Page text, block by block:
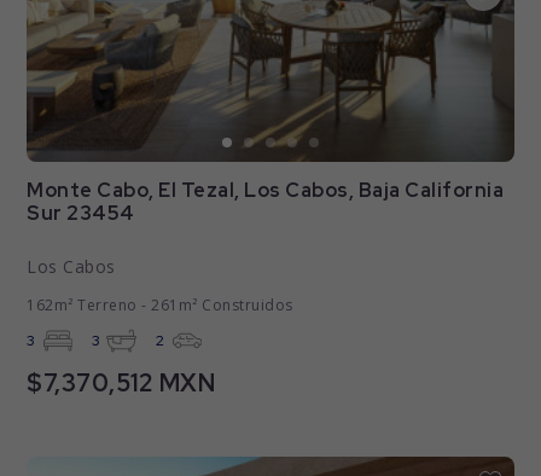
Monte Cabo, El Tezal, Los Cabos, Baja California
Sur 23454
Los Cabos
162m² Terreno - 261m² Construidos
3 3 2
$7,370,512 MXN